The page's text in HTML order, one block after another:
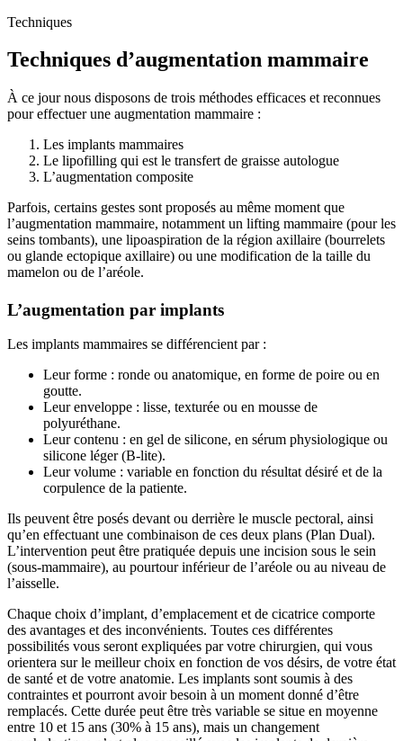
Techniques
Techniques d’augmentation mammaire
À ce jour nous disposons de trois méthodes efficaces et reconnues
pour effectuer une augmentation mammaire :
Les implants mammaires
Le lipofilling qui est le transfert de graisse autologue
L’augmentation composite
Parfois, certains gestes sont proposés au même moment que
l’augmentation mammaire, notamment un lifting mammaire (pour les
seins tombants), une lipoaspiration de la région axillaire (bourrelets
ou glande ectopique axillaire) ou une modification de la taille du
mamelon ou de l’aréole.
L’augmentation par implants
Les implants mammaires se différencient par :
Leur forme : ronde ou anatomique, en forme de poire ou en
goutte.
Leur enveloppe : lisse, texturée ou en mousse de
polyuréthane.
Leur contenu : en gel de silicone, en sérum physiologique ou
silicone léger (B-lite).
Leur volume : variable en fonction du résultat désiré et de la
corpulence de la patiente.
Ils peuvent être posés devant ou derrière le muscle pectoral, ainsi
qu’en effectuant une combinaison de ces deux plans (Plan Dual).
L’intervention peut être pratiquée depuis une incision sous le sein
(sous-mammaire), au pourtour inférieur de l’aréole ou au niveau de
l’aisselle.
Chaque choix d’implant, d’emplacement et de cicatrice comporte
des avantages et des inconvénients. Toutes ces différentes
possibilités vous seront expliquées par votre chirurgien, qui vous
orientera sur le meilleur choix en fonction de vos désirs, de votre état
de santé et de votre anatomie. Les implants sont soumis à des
contraintes et pourront avoir besoin à un moment donné d’être
remplacés. Cette durée peut être très variable se situe en moyenne
entre 10 et 15 ans (30% à 15 ans), mais un changement